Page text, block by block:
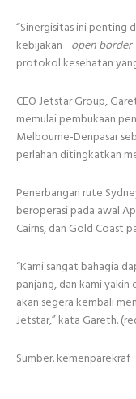
“Sinergisitas ini penting
kebijakan _open border
protokol kesehatan
CEO Jetstar Group,
memulai pembukaan
Melbourne-Denpasar
perlahan ditingkatkan
Penerbangan rute
beroperasi pada awal
Cairns, dan Gold Coast
“Kami sangat bahagia
panjang, dan kami yakin
akan segera kembali
Jetstar,” kata Gareth.
Sumber. kemenparekraf